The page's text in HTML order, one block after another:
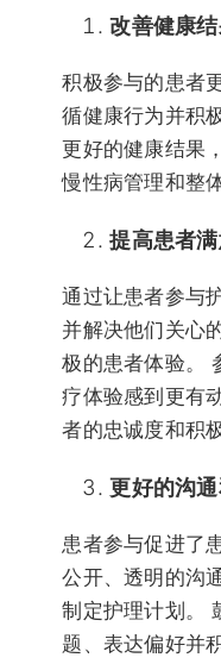
改善健康
积极参与的患者
循健康行为并积
更好的健康结果
慢性病管理和整
提高患者
通过让患者参与
并解决他们关心
极的患者体验。
疗体验感到更有
者的忠诚度和积
更好的沟
患者参与促进了
公开、透明的沟
制定护理计划。
题、表达偏好并